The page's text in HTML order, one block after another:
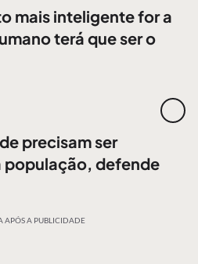
mais inteligente for a
terá que ser o
precisam ser
população, defende
APÓS A PUBLICIDADE